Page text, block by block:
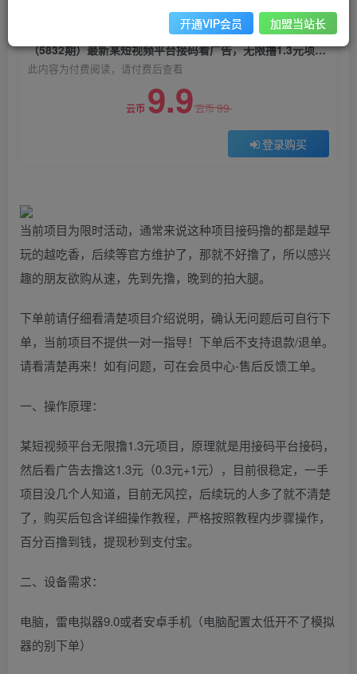
（5832期）最新某短视频平台接码看广告，无限撸1.3元项目【软件+详细操作教程】
此内容为付费阅读，请付费后查看
云币 9.9云币99
登录购买
当前项目为限时活动，通常来说这种项目接码撸的都是越早
玩的越吃香，后续等官方维护了，那就不好撸了，所以感兴
趣的朋友欲购从速，先到先撸，晚到的拍大腿。
下单前请仔细看清楚项目介绍说明，确认无问题后可自行下
单，当前项目不提供一对一指导！下单后不支持退款/退单。
请看清楚再来！如有问题，可在会员中心-售后反馈工单。
一、操作原理：
某短视频平台无限撸1.3元项目，原理就是用接码平台接码，
然后看广告去撸这1.3元（0.3元+1元），目前很稳定，一手
项目没几个人知道，目前无风控，后续玩的人多了就不清楚
了，购买后包含详细操作教程，严格按照教程内步骤操作，
百分百撸到钱，提现秒到支付宝。
二、设备需求：
电脑，雷电拟器9.0或者安卓手机（电脑配置太低开不了模拟
器的别下单）
开通VIP会员 加盟当站长